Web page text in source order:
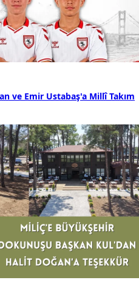
ve Emir Ustabaş'a Millî Takım